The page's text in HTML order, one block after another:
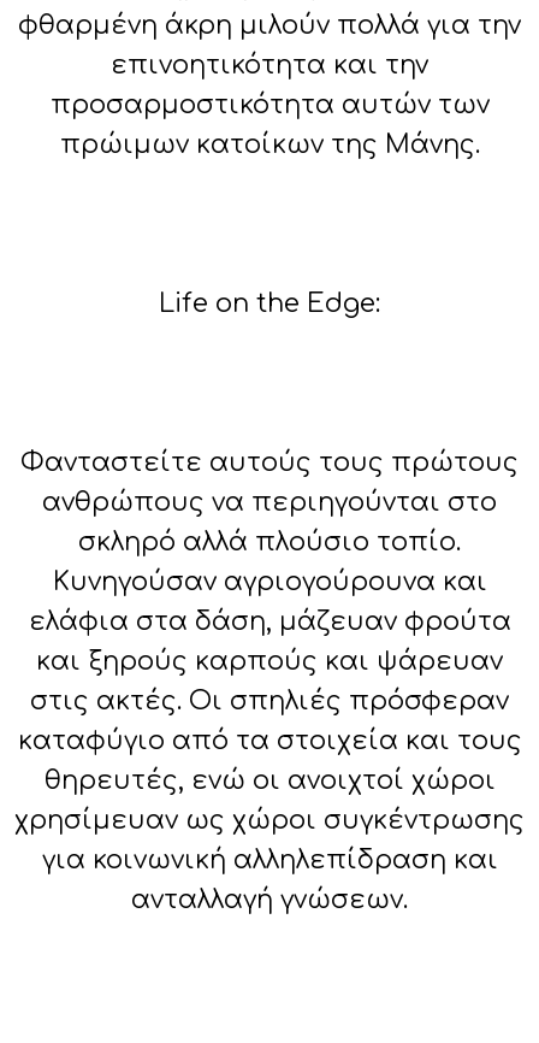
φθαρμένη άκρη μιλούν πολλά για την
επινοητικότητα και την
προσαρμοστικότητα αυτών των
πρώιμων κατοίκων της Μάνης.
Life on the Edge:
Φανταστείτε αυτούς τους πρώτους
ανθρώπους να περιηγούνται στο
σκληρό αλλά πλούσιο τοπίο.
Κυνηγούσαν αγριογούρουνα και
ελάφια στα δάση, μάζευαν φρούτα
και ξηρούς καρπούς και ψάρευαν
στις ακτές. Οι σπηλιές πρόσφεραν
καταφύγιο από τα στοιχεία και τους
θηρευτές, ενώ οι ανοιχτοί χώροι
χρησίμευαν ως χώροι συγκέντρωσης
για κοινωνική αλληλεπίδραση και
ανταλλαγή γνώσεων.